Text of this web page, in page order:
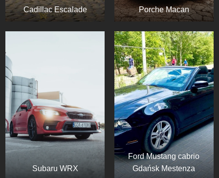
Cadillac Escalade Porche Macan
Subaru WRX
Ford Mustang cabrio
Gdańsk Mestenza